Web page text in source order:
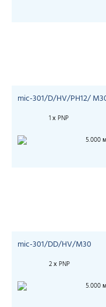
mic-301/D/HV/PH12/
1 х PNP
5.000
mic-301/DD/HV/M30
2 х PNP
5.000